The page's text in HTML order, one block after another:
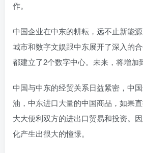
作。
中国企业在中东的耕耘，远不止新能
城市和数字文娱跟中东展开了深入的
都建立了2个数字中心。未来，将增加
中国与中东的经贸关系日益紧密，中
油，中东进口大量的中国商品，如果
大大便利双方的进出口贸易和投资。
化产生出很大的憧憬。